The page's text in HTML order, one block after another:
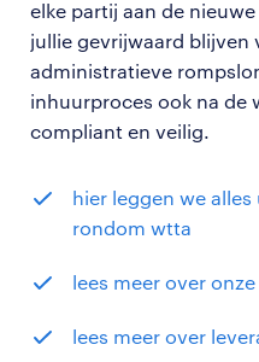
elke partij aan de
jullie gevrijwaard blijven
administratieve
inhuurproces ook na de
compliant en veilig.
hier leggen we
rondom wtta
lees meer over
lees meer over